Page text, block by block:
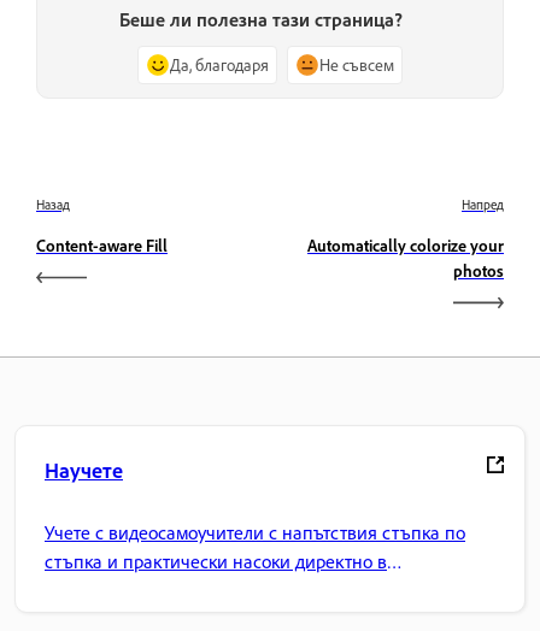
Беше ли полезна тази страница?
Да, благодаря Не съвсем
Назад
Content-aware Fill
Напред
Automatically colorize your
photos
Научете
Учете с видеосамоучители с напътствия стъпка по
стъпка и практически насоки директно в